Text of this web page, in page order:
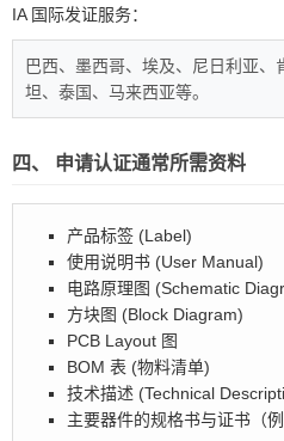
IA 国际发证服务：
巴西、墨西哥、埃及、尼日利亚
坦、泰国、马来西亚等。
四、 申请认证通常所需资料
产品标签 (Label)
使用说明书 (User Manual)
电路原理图 (Schematic
方块图 (Block Diagram)
PCB Layout 图
BOM 表 (物料清单)
技术描述 (Technical
主要器件的规格书与证书（